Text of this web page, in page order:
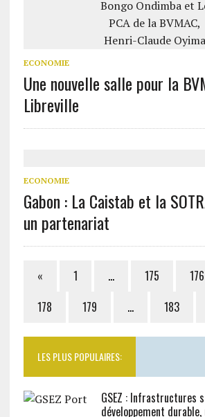
ECONOMIE
Une nouvelle salle pour la
Libreville
ECONOMIE
Gabon : La Caistab et la
un partenariat
« 1 … 175 176
178
179 … 183
LES PLUS POPULAIRES:
GSEZ : Infrastructures
développement